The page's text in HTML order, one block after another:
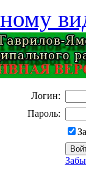
Логин:
Пароль: